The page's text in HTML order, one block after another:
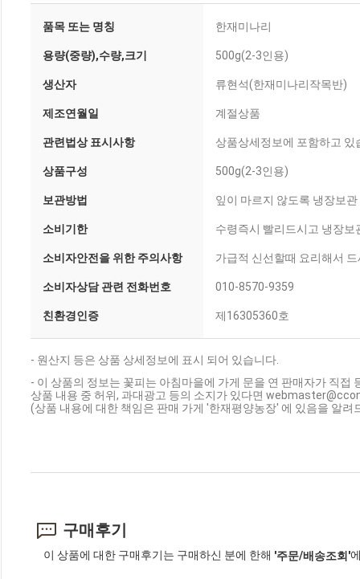
품목 또는 명칭 한재미나리
용량(중량),수량,크기 500g(2-3인용)
생산자 류현석(한재미나리작목반)
제조연월일 계절상품
관련법상 표시사항 상품상세정보에 포함하고 있
상품구성 500g(2-3인용)
보관방법 잎이 마르지 않도록 냉장보관
소비기한 수령즉시 빨리드시고 냉장보
소비자안전을 위한 주의사항 가급적 신선할때 요리해서
소비자상담 관련 전화번호 010-8570-9359
친환경인증 제16305360호
- 원산지 등은 상품 상세정보에 표시 되어 있습니다.
- 이 상품의 정보는 꽃피는 아침마을에 가게 문을 연 판매자가 직접
상품 내용 중 허위, 과대광고 등의 소지가 있다면
(상품 내용에 대한 책임은 판매 가게 '한재평양농장' 에 있음을 알려
구매후기
이 상품에 대한 구매후기는 구매하신 분에 한해 '주문/배송조회'